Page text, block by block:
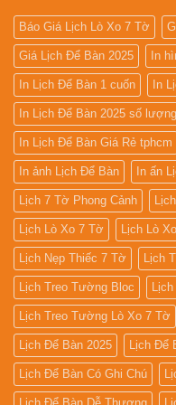
2027
Báo Giá Lịch Lò Xo 7 Tờ
Giá Lịch Để Bàn 2025 In
In Lịch Để Bàn 1 cuốn In
In Lịch Để Bàn 2025 số
In Lịch Để Bàn Giá Rẻ tphcm
In ảnh Lịch Để Bàn In ấn
Lịch 7 Tờ Phong Cảnh
Lịch Lò Xo 7 Tờ Lịch Lò
Lịch Nẹp Thiếc 7 Tờ Lịch
Lịch Treo Tường Bloc
Lịch Treo Tường Lò Xo 7 Tờ
Lịch Để Bàn 2025 Lịch Để
Lịch Để Bàn Có Ghi Chú